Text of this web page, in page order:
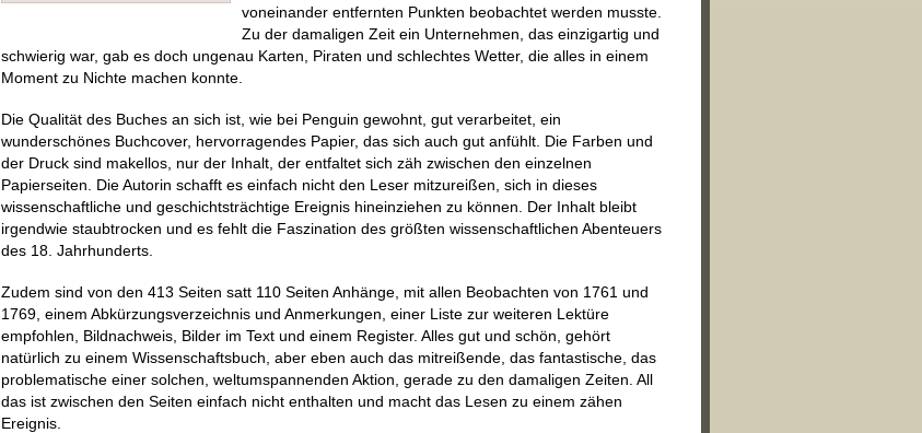
voneinander entfernten Punkten beobachtet werden musste.
Zu der damaligen Zeit ein Unternehmen, das einzigartig und
schwierig war, gab es doch ungenau Karten, Piraten und schlechtes Wetter, die alles in einem
Moment zu Nichte machen konnte.
Die Qualität des Buches an sich ist, wie bei Penguin gewohnt, gut verarbeitet, ein
wunderschönes Buchcover, hervorragendes Papier, das sich auch gut anfühlt. Die Farben und
der Druck sind makellos, nur der Inhalt, der entfaltet sich zäh zwischen den einzelnen
Papierseiten. Die Autorin schafft es einfach nicht den Leser mitzureißen, sich in dieses
wissenschaftliche und geschichtsträchtige Ereignis hineinziehen zu können. Der Inhalt bleibt
irgendwie staubtrocken und es fehlt die Faszination des größten wissenschaftlichen Abenteuers
des 18. Jahrhunderts.
Zudem sind von den 413 Seiten satt 110 Seiten Anhänge, mit allen Beobachten von 1761 und
1769, einem Abkürzungsverzeichnis und Anmerkungen, einer Liste zur weiteren Lektüre
empfohlen, Bildnachweis, Bilder im Text und einem Register. Alles gut und schön, gehört
natürlich zu einem Wissenschaftsbuch, aber eben auch das mitreißende, das fantastische, das
problematische einer solchen, weltumspannenden Aktion, gerade zu den damaligen Zeiten. All
das ist zwischen den Seiten einfach nicht enthalten und macht das Lesen zu einem zähen
Ereignis.